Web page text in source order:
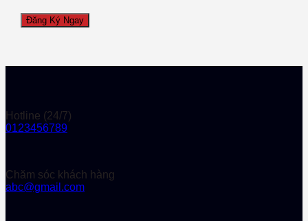
Hotline (24/7)
0123456789
Chăm sóc khách hàng
abc@gmail.com